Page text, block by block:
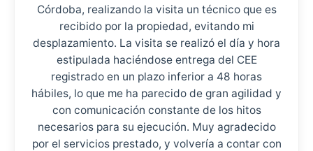
Córdoba, realizando la visita un técnico que es
recibido por la propiedad, evitando mi
desplazamiento. La visita se realizó el día y hora
estipulada haciéndose entrega del CEE
registrado en un plazo inferior a 48 horas
hábiles, lo que me ha parecido de gran agilidad y
con comunicación constante de los hitos
necesarios para su ejecución. Muy agradecido
por el servicios prestado, y volvería a contar con